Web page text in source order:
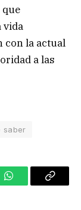
que
vida
con la actual
a las
saber
WhatsAppCopy